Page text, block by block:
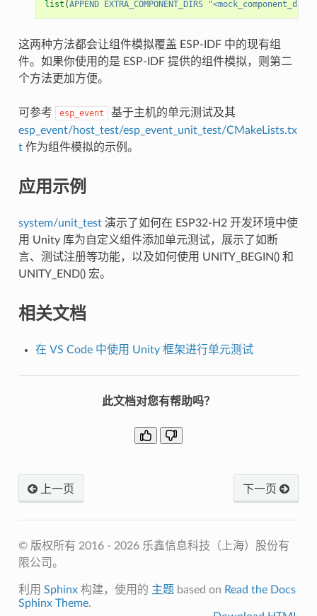
list (APPEND EXTRA_COMPONENT_DIRS "<mock_component_dir>"
这两种方法都会让组件模拟覆盖 ESP-IDF 中的现有组
件。如果你使用的是 ESP-IDF 提供的组件模拟，则第二
个方法更加方便。
可参考 esp_event
基于主机的单元测试及其
esp_event/host_test/esp_event_unit_test/CMakeLists.tx
t作为组件模拟的示例。
应用示例
system/unit_test演示了如何在 ESP32-H2 开发环境中使
用 Unity 库为自定义组件添加单元测试，展示了如断
言、测试注册等功能，以及如何使用 UNITY_BEGIN() 和
UNITY_END() 宏。
相关文档
在 VS Code 中使用 Unity 框架进行单元测试
此文档对您有帮助吗？
上一页 下一页
© 版权所有 2016 - 2026 乐鑫信息科技（上海）股份有
限公司。
利用 Sphinx构建，使用的 主题 based on Read the Docs
Sphinx Theme.